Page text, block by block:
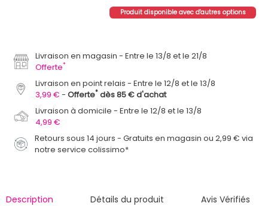
Produit disponible avec d'autres options
Livraison en magasin
Entre le 13/8 et le 21/8
Offerte*
Livraison en point relais
Entre le 12/8 et le 13/8
3,99 €
Offerte* dès 85 € d'achat
Livraison à domicile
Entre le 12/8 et le 13/8
4,99 €
Retours sous 14 jours - Gratuits en magasin ou 2,99 € via
notre service colissimo*
Description Détails du produit Avis Vérifiés